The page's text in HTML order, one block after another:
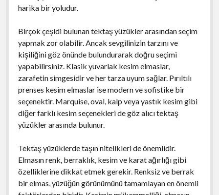
harika bir yoludur.
Birçok çeşidi bulunan tektaş yüzükler arasından seçim
yapmak zor olabilir. Ancak sevgilinizin tarzını ve
kişiliğini göz önünde bulundurarak doğru seçimi
yapabilirsiniz. Klasik yuvarlak kesim elmaslar,
zarafetin simgesidir ve her tarza uyum sağlar. Pırıltılı
prenses kesim elmaslar ise modern ve sofistike bir
seçenektir. Marquise, oval, kalp veya yastık kesim gibi
diğer farklı kesim seçenekleri de göz alıcı tektaş
yüzükler arasında bulunur.
Tektaş yüzüklerde taşın nitelikleri de önemlidir.
Elmasın renk, berraklık, kesim ve karat ağırlığı gibi
özelliklerine dikkat etmek gerekir. Renksiz ve berrak
bir elmas, yüzüğün görünümünü tamamlayan en önemli